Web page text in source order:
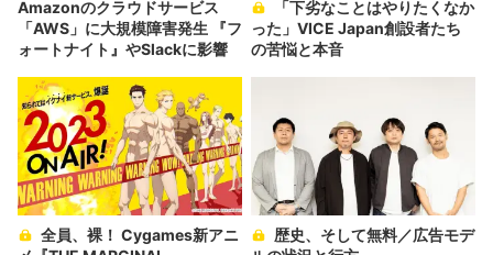
Amazonのクラウドサービス
「AWS」に大規模障害発生 『フ
ォートナイト』やSlackに影響
った」VICE Japan創設者たち
の苦悩と本音